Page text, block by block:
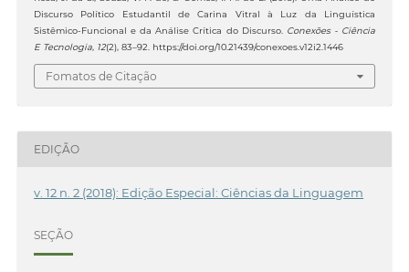
Discurso Político Estudantil de Carina Vitral à Luz da Linguística
Sistêmico-Funcional e da Análise Crítica do Discurso.
Conexões - Ciência
E Tecnologia, 12(2), 83–92. https://doi.org/10.21439/conexoes.v12i2.1446
Fomatos de Citação
EDIÇÃO
v. 12 n. 2 (2018): Edição Especial: Ciências da Linguagem
SEÇÃO